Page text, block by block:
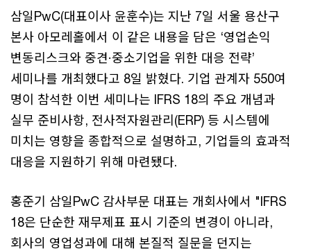
삼일PwC(대표이사 윤훈수)는 지난 7일 서울 용산구
본사 아모레홀에서 이 같은 내용을 담은 ‘영업손익
변동리스크와 중견·중소기업을 위한 대응 전략’
세미나를 개최했다고 8일 밝혔다. 기업 관계자 550여
명이 참석한 이번 세미나는 IFRS 18의 주요 개념과
실무 준비사항, 전사적자원관리(ERP) 등 시스템에
미치는 영향을 종합적으로 설명하고, 기업들의 효과적
대응을 지원하기 위해 마련됐다.
홍준기 삼일PwC 감사부문 대표는 개회사에서 "IFRS
18은 단순한 재무제표 표시 기준의 변경이 아니라,
회사의 영업성과에 대해 본질적 질문을 던지는